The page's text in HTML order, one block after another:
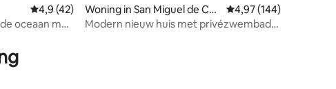
recensies
Gemiddelde beoordeling van 4,9 op 5, 42 recensies
4,9 (42)
oceaan met
Woning in San Miguel de Coz
umel
Gemiddelde
4,97 (144)
Modern nieuw huis met privézwembad.